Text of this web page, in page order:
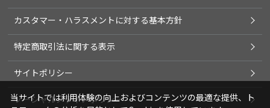
カスタマー・ハラスメントに対する基本方針
特定商取引法に関する表示
サイトポリシー
ソーシャルメディアポリシー
当サイトでは利用体験の向上およびコンテンツの最適な提供、ト